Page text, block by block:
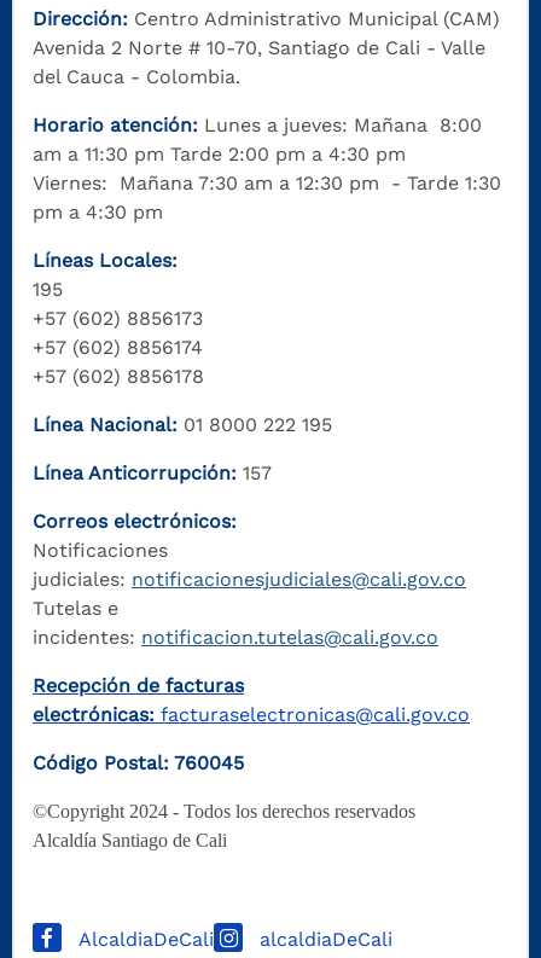
Dirección: Centro Administrativo Municipal (CAM)
Avenida 2 Norte # 10-70, Santiago de Cali - Valle
del Cauca - Colombia.
Horario atención: Lunes a jueves: Mañana 8:00
am a 11:30 pm Tarde 2:00 pm a 4:30 pm
Viernes: Mañana 7:30 am a 12:30 pm - Tarde 1:30
pm a 4:30 pm
Líneas Locales:
195
+57 (602) 8856173
+57 (602) 8856174
+57 (602) 8856178
Línea Nacional: 01 8000 222 195
Línea Anticorrupción: 157
Correos electrónicos:
Notificaciones
judiciales: notificacionesjudiciales@cali.gov.co
Tutelas e
incidentes: notificacion.tutelas@cali.gov.co
Recepción de facturas
electrónicas: facturaselectronicas@cali.gov.co
Código Postal: 760045
©Copyright 2024 - Todos los derechos reservados
Alcaldía Santiago de Cali
AlcaldiaDeCali alcaldiaDeCali